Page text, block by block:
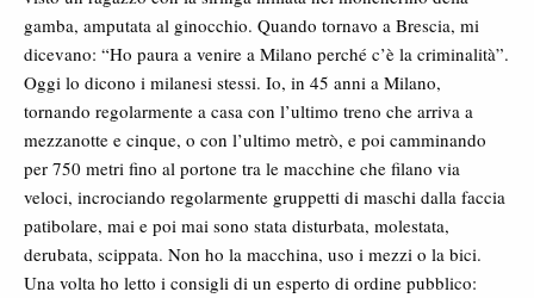
gamba, amputata al ginocchio. Quando tornavo a Brescia, mi
dicevano: “Ho paura a venire a Milano perché c’è la criminalità”.
Oggi lo dicono i milanesi stessi. Io, in 45 anni a Milano,
tornando regolarmente a casa con l’ultimo treno che arriva a
mezzanotte e cinque, o con l’ultimo metrò, e poi camminando
per 750 metri fino al portone tra le macchine che filano via
veloci, incrociando regolarmente gruppetti di maschi dalla faccia
patibolare, mai e poi mai sono stata disturbata, molestata,
derubata, scippata. Non ho la macchina, uso i mezzi o la bici.
Una volta ho letto i consigli di un esperto di ordine pubblico: